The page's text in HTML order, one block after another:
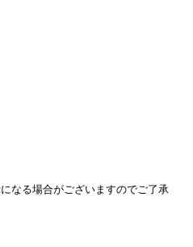
なる場合がございますのでご了承